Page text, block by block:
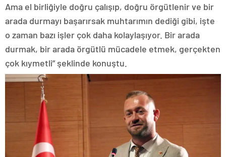
Ama el birliğiyle doğru çalışıp, doğru örgütlenir ve bir
arada durmayı başarırsak muhtarımın dediği gibi, işte
o zaman bazı işler çok daha kolaylaşıyor. Bir arada
durmak, bir arada örgütlü mücadele etmek, gerçekten
çok kıymetli” şeklinde konuştu.